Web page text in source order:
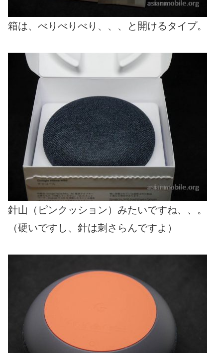
箱は、べりべりべり、、、と開けるタイプ。
針山（ピンクッション）みたいですね、、。
（硬いですし、針は刺さらんですよ）